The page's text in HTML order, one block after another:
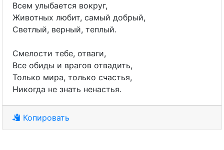
Всем улыбается вокруг,
Животных любит, самый добрый,
Светлый, верный, теплый.
Смелости тебе, отваги,
Все обиды и врагов отвадить,
Только мира, только счастья,
Никогда не знать ненастья.
Копировать